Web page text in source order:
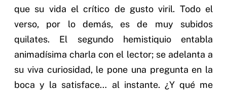
que su vida el crítico de gusto viril. Todo el
verso, por lo demás, es de muy subidos
quilates. El segundo hemistiquio entabla
animadísima charla con el lector; se adelanta a
su viva curiosidad, le pone una pregunta en la
boca y la satisface… al instante. ¿Y qué me